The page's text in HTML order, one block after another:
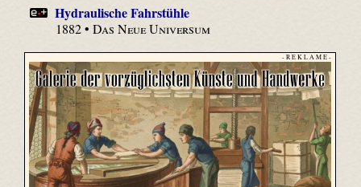
Hydraulische Fahrstühle
1882 •Das Neue Universum
- R E K L A M E -